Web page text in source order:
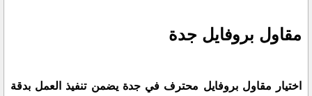
مقاول بروفايل جدة
اختيار مقاول بروفايل محترف في جدة يضمن تنفيذ العمل بدقة